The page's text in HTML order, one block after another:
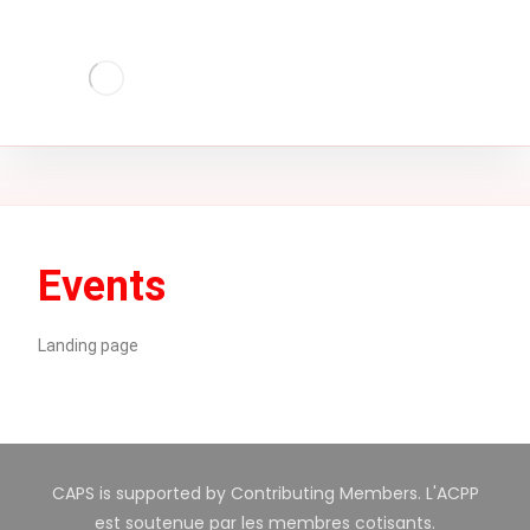
Events
Landing page
CAPS is supported by Contributing Members. L'ACPP
est soutenue par les membres cotisants.